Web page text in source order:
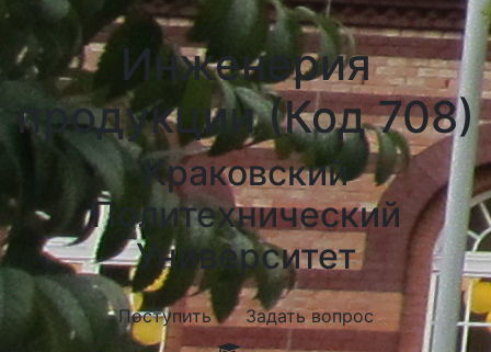
Инженерия
продукции (Код 708)
Краковский
Политехнический
Университет
Поступить Задать вопрос